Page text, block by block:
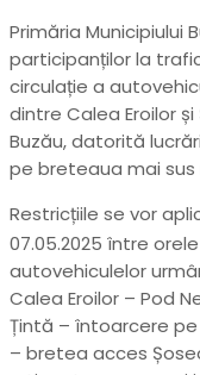
Primăria Municipiului
participanților la
circulație a
dintre Calea Eroilor
Buzău, datorită
pe breteaua mai
Restricțiile se vor
07.05.2025 între
autovehiculelor
Calea Eroilor – Pod
Țintă – întoarcere pe
– bretea acces